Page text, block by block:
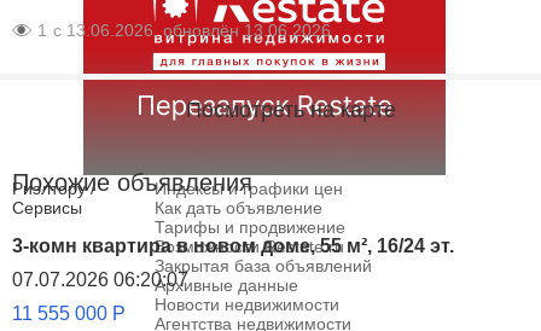
Риэлтору /
Сервисы
Индексы и графики цен
Как дать объявление
Тарифы и продвижение
Возможности Restate.ru
Закрытая база объявлений
Архивные данные
Новости недвижимости
Агентства недвижимости
1 с 13.06.2026, обновлён 13.06.2026
Посмотреть на карте
Похожие объявления
3-комн квартира в новом доме, 55 м², 16/24 эт.
07.07.2026 06:20:07
11 555 000 Р